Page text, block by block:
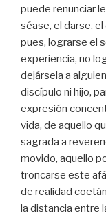
puede renunciar
séase, el darse,
pues, lograrse el
experiencia, no
dejársela a
discípulo ni hijo,
expresión
vida, de aquello
sagrada a
movido, aquello
troncarse este
de realidad
la distancia entre